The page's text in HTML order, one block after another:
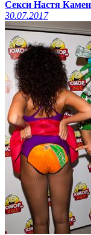
Секси Настя
30.07.2017